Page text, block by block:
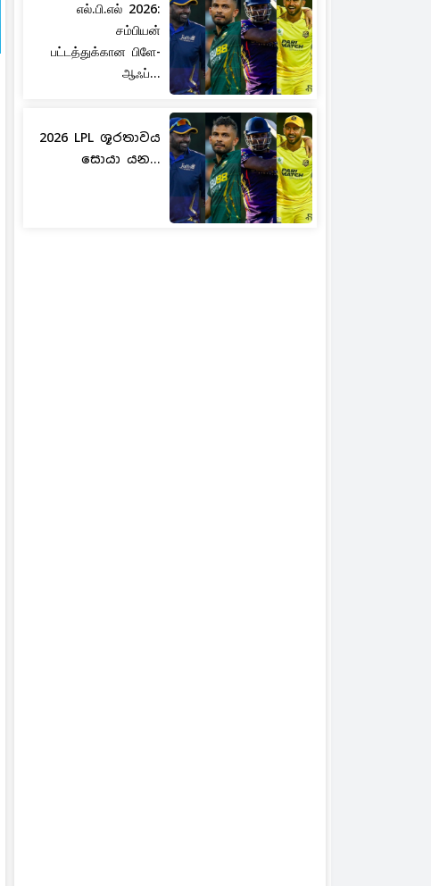
எல்.பி.எல் 2026:
சம்பியன்
பட்டத்துக்கான பிளே-
ஆஃப்...
2026 LPL ශූරතාවය
සොයා යන...